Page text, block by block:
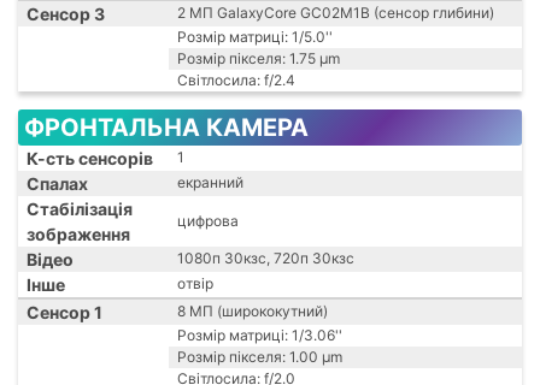
Сенсор 3
2 МП GalaxyCore GC02M1B (сенсор глибини)
Розмір матриці: 1/5.0''
Розмір пікселя: 1.75 μm
Світлосила: f/2.4
ФРОНТАЛЬНА КАМЕРА
К-сть сенсорів 1
Спалах екранний
Стабілізація
зображення
цифрова
Відео 1080п 30кзс, 720п 30кзс
Інше отвір
Сенсор 1
8 МП (ширококутний)
Розмір матриці: 1/3.06''
Розмір пікселя: 1.00 µm
Світлосила: f/2.0